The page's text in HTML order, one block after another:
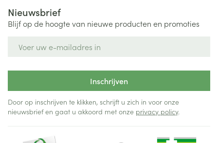
Nieuwsbrief
Blijf op de hoogte van nieuwe producten en promoties
Inschrijven
Door op inschrijven te klikken, schrijft u zich in voor onze
nieuwsbrief en gaat u akkoord met onze privacy policy.